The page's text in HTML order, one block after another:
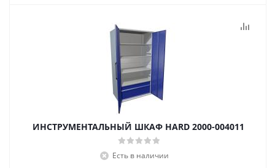
ИНСТРУМЕНТАЛЬНЫЙ ШКАФ HARD 2000-004011
Есть в наличии